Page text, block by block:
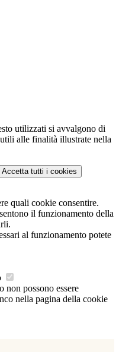
utilizzati si avvalgono di
alle finalità illustrate nella
Accetta tutti i cookies
quali cookie consentire.
il funzionamento della
al funzionamento potete
non possono essere
nella pagina della cookie